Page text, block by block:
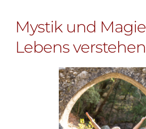
Mystik und
Lebens verstehen